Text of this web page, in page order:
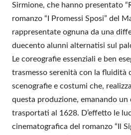
Sirmione, che hanno presentato
romanzo “I Promessi Sposi” del
rappresentate ognuna da una
duecento alunni alternatisi sul
Le coreografie essenziali e ben
trasmesso serenità con la fluidità
scenografie e costumi che,
questa produzione, emanando
trasportati al 1628. D’effetto le
cinematografica del romanzo “Il